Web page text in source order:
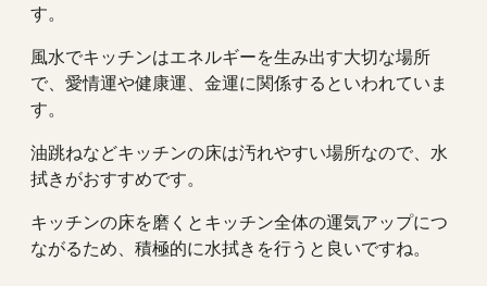
す。
風水でキッチンはエネルギーを生み出す大切な場所
で、愛情運や健康運、金運に関係するといわれていま
す。
油跳ねなどキッチンの床は汚れやすい場所なので、水
拭きがおすすめです。
キッチンの床を磨くとキッチン全体の運気アップにつ
ながるため、積極的に水拭きを行うと良いですね。